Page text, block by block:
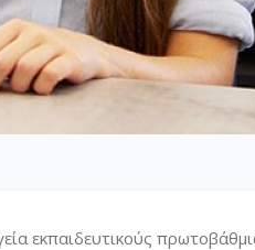
εκπαιδευτικούς